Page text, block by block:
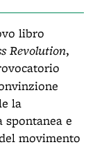
libro
Revolution,
la
spontanea e
movimento